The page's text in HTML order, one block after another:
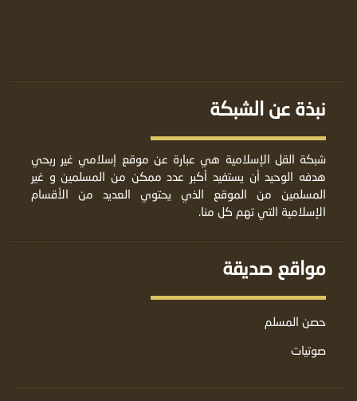
نبذة عن الشبكة
شبكة القل الإسلامية هي عبارة عن موقع إسلامي غير ربحي
هدفه الوحيد أن يستفيد أكبر عدد ممكن من المسلمين و غير
المسلمين من الموقع الذي يحتوي العديد من الأقسام
الإسلامية التي تهم كل منا.
مواقع صديقة
حصن المسلم
صوتيات